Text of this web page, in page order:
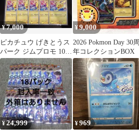
¥7,000
ピカチュウ げきとうス
パーク ジムプロモ 10枚
133/M-P
¥9,000
2026 Pokmon Day 30周
年コレクションBOX
¥24,999 ¥969